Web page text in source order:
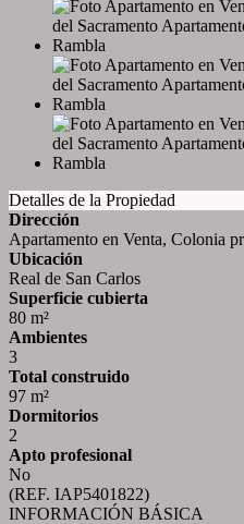
Detalles de la Propiedad
Dirección
Apartamento en Venta, Colonia
Ubicación
Real de San Carlos
Superficie cubierta
80 m²
Ambientes
3
Total construido
97 m²
Dormitorios
2
Apto profesional
No
(REF. IAP5401822)
INFORMACIÓN BÁSICA